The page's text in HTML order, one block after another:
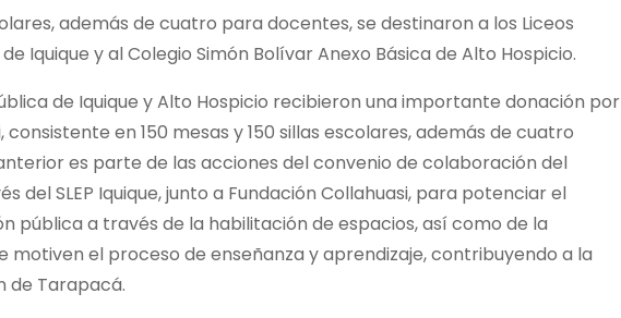
además de cuatro para docentes, se destinaron a los Liceos
Iquique y al Colegio Simón Bolívar Anexo Básica de Alto Hospicio.
de Iquique y Alto Hospicio recibieron una importante donación por
en 150 mesas y 150 sillas escolares, además de cuatro
es parte de las acciones del convenio de colaboración del
del SLEP Iquique, junto a Fundación Collahuasi, para potenciar el
pública a través de la habilitación de espacios, así como de la
motiven el proceso de enseñanza y aprendizaje, contribuyendo a la
de Tarapacá.